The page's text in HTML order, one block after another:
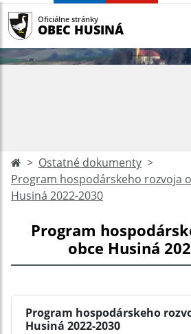
Oficiálne stránky
OBEC HUSINÁ
Ostatné dokumenty
Program hospodárskeho rozvoja
Husiná 2022-2030
Program
obce Husiná
Program hospodárskeho
Husiná 2022-2030